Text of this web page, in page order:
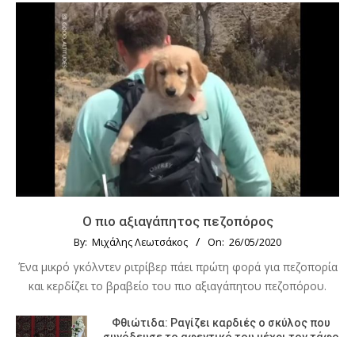
Ο πιο αξιαγάπητος πεζοπόρος
By: Μιχάλης Λεωτσάκος On: 26/05/2020
Ένα μικρό γκόλντεν ριτρίβερ πάει πρώτη φορά για πεζοπορία
και κερδίζει το βραβείο του πιο αξιαγάπητου πεζοπόρου.
Φθιώτιδα: Ραγίζει καρδιές ο σκύλος που